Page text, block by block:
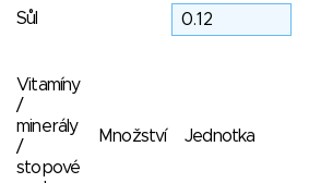
Sůl
Vitamíny
/
minerály
/
stopové
Množství Jednotka